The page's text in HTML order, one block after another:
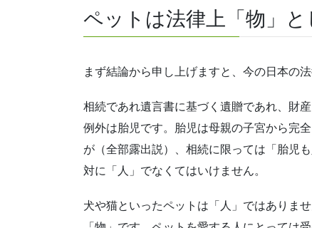
ペットは法律上「物」
まず結論から申し上げますと、今の日本の
相続であれ遺言書に基づく遺贈であれ、財
例外は胎児です。胎児は母親の子宮から完
が（全部露出説）、相続に限っては「胎児
対に「人」でなくてはいけません。
犬や猫といったペットは「人」ではありま